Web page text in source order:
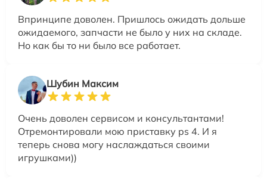
Впринципе доволен. Пришлось ожидать дольше
ожидаемого, запчасти не было у них на складе.
Но как бы то ни было все работает.
Шубин Максим
Очень доволен сервисом и консультантами!
Отремонтировали мою приставку ps 4. И я
теперь снова могу наслаждаться своими
игрушками))